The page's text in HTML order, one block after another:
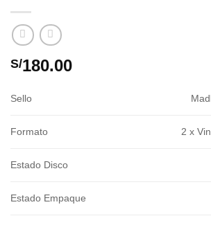
S/180.00
Sello
Formato 2 x
Estado Disco
Estado Empaque